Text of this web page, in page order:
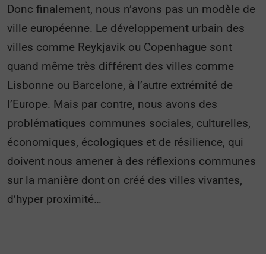
Donc finalement, nous n’avons pas un modèle de
ville européenne. Le développement urbain des
villes comme Reykjavik ou Copenhague sont
quand même très différent des villes comme
Lisbonne ou Barcelone, à l’autre extrémité de
l’Europe. Mais par contre, nous avons des
problématiques communes sociales, culturelles,
économiques, écologiques et de résilience, qui
doivent nous amener à des réflexions communes
sur la manière dont on créé des villes vivantes,
d’hyper proximité…